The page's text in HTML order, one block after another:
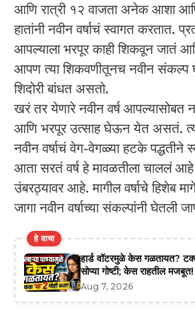
आणि रात्री १२ वाजता अनेक आशा
हातांनी नवीन वर्षाचं स्वागत करतात.
आपल्याला भरपूर काही शिकवून जातं
आपण त्या शिकवणीतूनच नवीन संकल्प
शिदोरी बांधत असतो.
खरं तर येणारे नवीन वर्ष आपल्यासोबत
आणि भरपूर उत्साह घेऊन येत असतं.
नवीन वर्षाचं वेग-वेगळ्या हटके पद्धतीने
आता सरतं वर्ष हे मावळतीला चाललं
उंबरठ्यावर आहे. मागील वर्षाचे हिशेब
जागा नवीन वर्षाच्या संकल्पांनी घेतली
हे वाचा
हार्ड वॉटरमुळे केस गळतायत?
सोप्या गोष्टी; केस राहतील मजबूत!
Aug 7, 2026